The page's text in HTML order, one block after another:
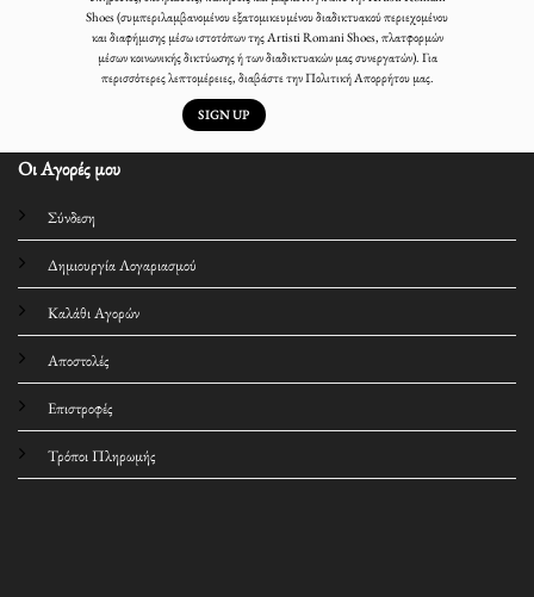
Shoes (συμπεριλαμβανομένου εξατομικευμένου διαδικτυακού περιεχομένου
και διαφήμισης μέσω ιστοτόπων της Artisti Romani Shoes, πλατφορμών
μέσων κοινωνικής δικτύωσης ή των διαδικτυακών μας συνεργατών). Για
περισσότερες λεπτομέρειες, διαβάστε την Πολιτική Απορρήτου μας.
Οι Αγορές μου
Σύνδεση
Δημιουργία Λογαριασμού
Καλάθι Αγορών
Αποστολές
Επιστροφές
Τρόποι Πληρωμής